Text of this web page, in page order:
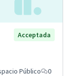
Acceptada
Público
0